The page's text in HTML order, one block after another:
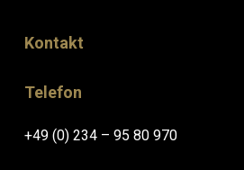
Kontakt
Telefon
+49 (0) 234 – 95 80 970